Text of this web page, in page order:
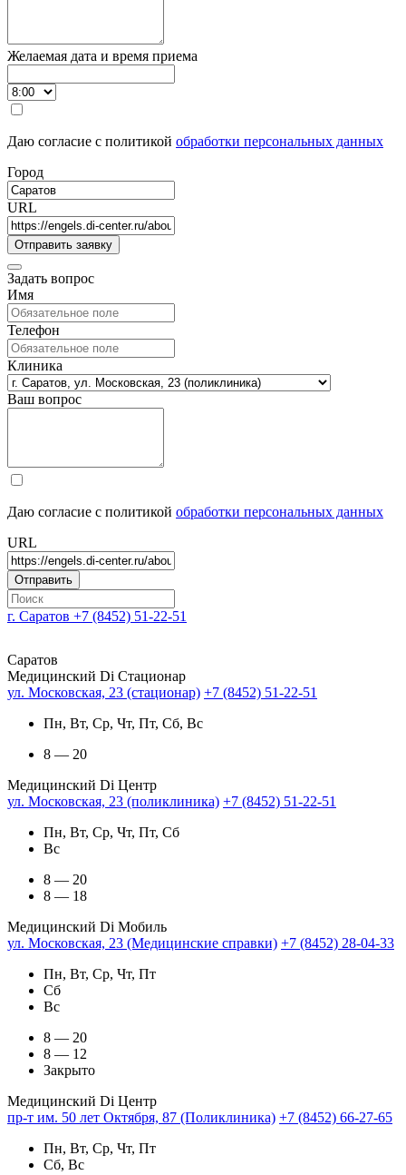
Желаемая дата и время приема
Даю согласие с политикой обработки персональных данных
Город
URL
Задать вопрос
Имя
Телефон
Клиника
Ваш вопрос
Даю согласие с политикой обработки персональных данных
URL
г. Саратов +7 (8452) 51-22-51
Саратов
Медицинский Di Стационар
ул. Московская, 23 (стационар) +7 (8452) 51-22-51
Пн, Вт, Ср, Чт, Пт, Сб, Вс
8 — 20
Медицинский Di Центр
ул. Московская, 23 (поликлиника) +7 (8452) 51-22-51
Пн, Вт, Ср, Чт, Пт, Сб
Вс
8 — 20
8 — 18
Медицинский Di Мобиль
ул. Московская, 23 (Медицинские справки) +7 (8452) 28-04-33
Пн, Вт, Ср, Чт, Пт
Сб
Вс
8 — 20
8 — 12
Закрыто
Медицинский Di Центр
пр-т им. 50 лет Октября, 87 (Поликлиника) +7 (8452) 66-27-65
Пн, Вт, Ср, Чт, Пт
Сб, Вс